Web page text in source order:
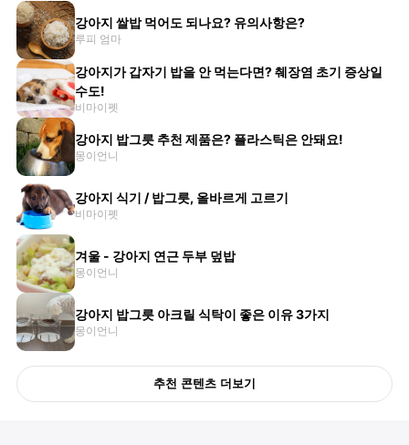
강아지 쌀밥 먹어도 되나요? 유의사항은?
루피 엄마
강아지가 갑자기 밥을 안 먹는다면? 췌장염 초기 증상일
수도!
비마이펫
강아지 밥그릇 추천 제품은? 플라스틱은 안돼요!
몽이언니
강아지 식기 / 밥그릇, 올바르게 고르기
비마이펫
겨울 - 강아지 연근 두부 덮밥
몽이언니
강아지 밥그릇 아크릴 식탁이 좋은 이유 3가지
몽이언니
추천 콘텐츠 더보기